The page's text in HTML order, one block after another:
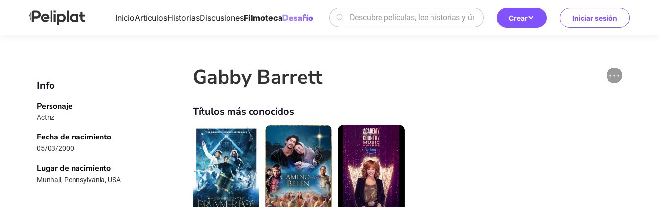
InicioArtículosHistoriasDiscusionesFilmoteca Crear Iniciar sesión
Info
Personaje
Actriz
Fecha de nacimiento
05/03/2000
Lugar de nacimiento
Munhall, Pennsylvania, USA
Gabby Barrett
Títulos más conocidos